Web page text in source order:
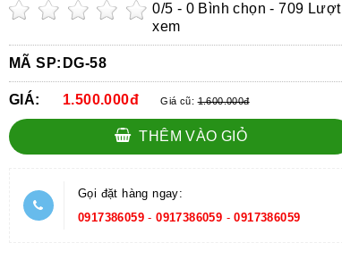
0/5 - 0 Bình chọn - 709 Lượt
xem
MÃ SP: DG-58
GIÁ: 1.500.000đ Giá cũ:1.600.000đ
THÊM VÀO GIỎ
Gọi đặt hàng ngay:
0917386059 -0917386059 -0917386059